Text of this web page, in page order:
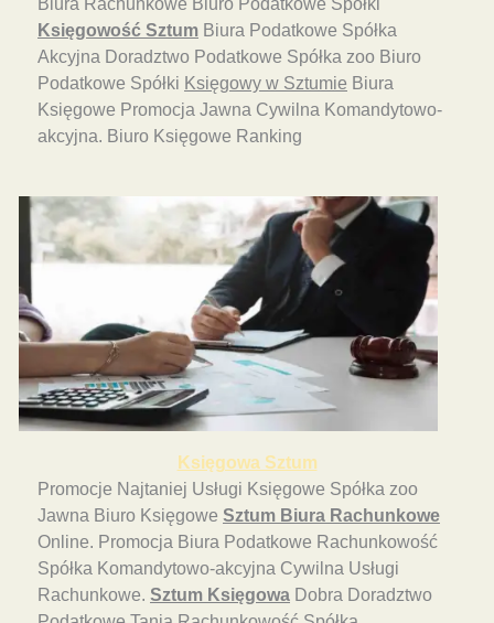
Księgowość Sztum Biura Podatkowe Spółka
Akcyjna Doradztwo Podatkowe Spółka zoo Biuro
Podatkowe Spółki Księgowy w Sztumie Biura
Księgowe Promocja Jawna Cywilna Komandytowo-
akcyjna. Biuro Księgowe Ranking
Księgowa Sztum
Promocje Najtaniej Usługi Księgowe Spółka zoo
Jawna Biuro Księgowe Sztum Biura Rachunkowe
Online. Promocja Biura Podatkowe Rachunkowość
Spółka Komandytowo-akcyjna Cywilna Usługi
Rachunkowe. Sztum Księgowa Dobra Doradztwo